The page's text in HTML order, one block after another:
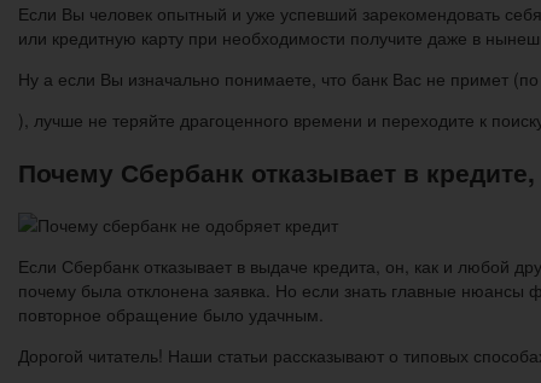
Если Вы человек опытный и уже успевший зарекомендовать
или кредитную карту при необходимости получите даже в
Ну а если Вы изначально понимаете, что банк Вас не примет
), лучше не теряйте драгоценного времени и переходите к
Почему Сбербанк отказывает в
Если Сбербанк отказывает в выдаче кредита, он, как и любой
почему была отклонена заявка. Но если знать главные нюансы
повторное обращение было удачным.
Дорогой читатель! Наши статьи рассказывают о типовых